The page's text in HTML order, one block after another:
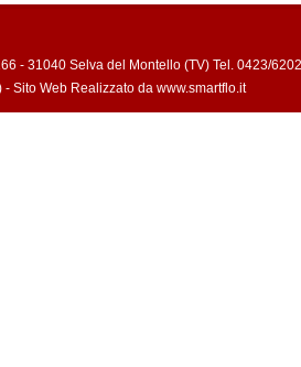
- 31040 Selva del Montello (TV) Tel. 0423/
Sito Web Realizzato da www.smartflo.it